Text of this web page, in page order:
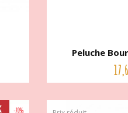
Peluche
-20%